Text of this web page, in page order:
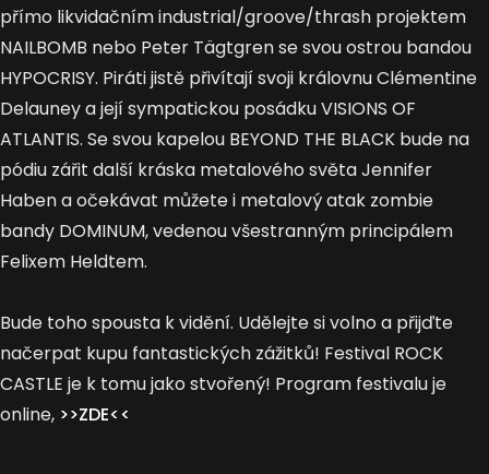
přímo likvidačním industrial/groove/thrash projektem
NAILBOMB nebo Peter Tägtgren se svou ostrou bandou
HYPOCRISY. Piráti jistě přivítají svoji královnu Clémentine
Delauney a její sympatickou posádku VISIONS OF
ATLANTIS. Se svou kapelou BEYOND THE BLACK bude na
pódiu zářit další kráska metalového světa Jennifer
Haben a očekávat můžete i metalový atak zombie
bandy DOMINUM, vedenou všestranným principálem
Felixem Heldtem.
Bude toho spousta k vidění. Udělejte si volno a přijďte
načerpat kupu fantastických zážitků! Festival ROCK
CASTLE je k tomu jako stvořený! Program festivalu je
online, >>ZDE<<